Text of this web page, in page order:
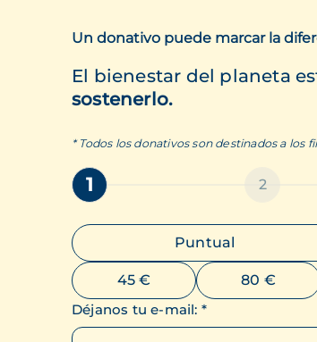
Un donativo puede marcar la
El bienestar del planeta
sostenerlo.
* Todos los donativos son destinados a los
1 2
Puntual
45 € 80 €
Déjanos tu e-mail: *